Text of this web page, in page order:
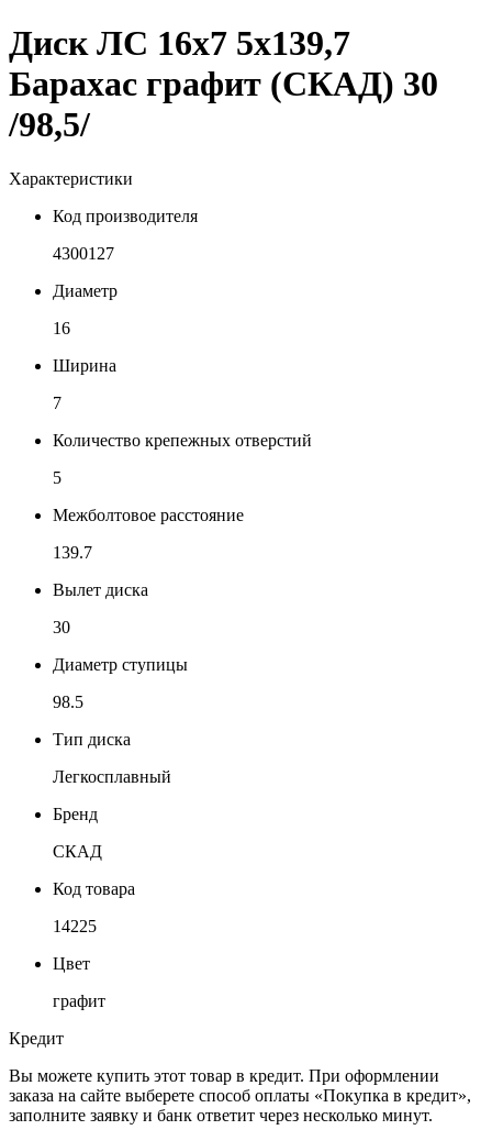
Диск ЛС 16x7 5x139,7
Барахас графит (СКАД) 30
/98,5/
Характеристики
Код производителя
4300127
Диаметр
16
Ширина
7
Количество крепежных отверстий
5
Межболтовое расстояние
139.7
Вылет диска
30
Диаметр ступицы
98.5
Тип диска
Легкосплавный
Бренд
СКАД
Код товара
14225
Цвет
графит
Кредит
Вы можете купить этот товар в кредит. При оформлении
заказа на сайте выберете способ оплаты «Покупка в кредит»,
заполните заявку и банк ответит через несколько минут.